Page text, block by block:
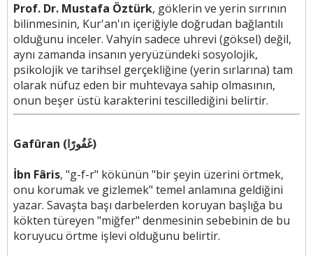
Prof. Dr. Mustafa Öztürk, göklerin ve yerin sırrının
bilinmesinin, Kur'an'ın içeriğiyle doğrudan bağlantılı
olduğunu inceler. Vahyin sadece uhrevi (göksel) değil,
aynı zamanda insanın yeryüzündeki sosyolojik,
psikolojik ve tarihsel gerçekliğine (yerin sırlarına) tam
olarak nüfuz eden bir muhtevaya sahip olmasının,
onun beşer üstü karakterini tescillediğini belirtir.
Gafûran (غَفُورًا)
İbn Fâris, "g-f-r" kökünün "bir şeyin üzerini örtmek,
onu korumak ve gizlemek" temel anlamına geldiğini
yazar. Savaşta başı darbelerden koruyan başlığa bu
kökten türeyen "miğfer" denmesinin sebebinin de bu
koruyucu örtme işlevi olduğunu belirtir.